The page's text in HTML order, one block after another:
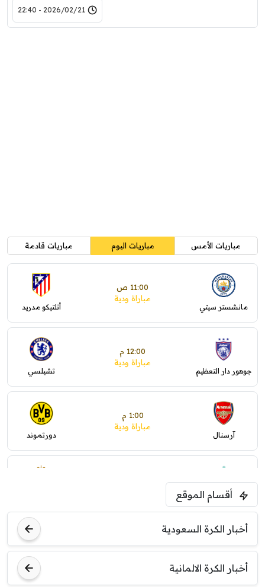
2026/02/21 - 22:40
مباريات الأمس مباريات اليوم مباريات قادمة
مانشستر سيتي
11:00 ص
مباراة ودية
أتلتيكو مدريد
جوهور دار التعظيم
12:00 م
مباراة ودية
تشيلسي
آرسنال
1:00 م
مباراة ودية
دورتموند
ليفربول
أقسام الموقع
أخبار الكرة السعودية
أخبار الكرة الالمانية